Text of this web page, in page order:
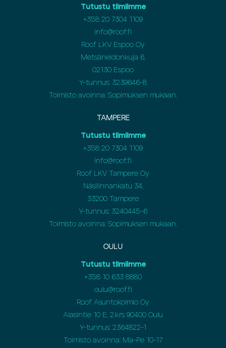
Tutustu tiimiimme
+358 20 7304 1109
info@roof.fi
Roof LKV Espoo Oy
Metsäneidonkuja 6,
02130 Espoo
Y-tunnus: 3239646-8
Toimisto avoinna: Sopimuksen mukaan.
TAMPERE
Tutustu tiimiimme
+358 20 7304 1109
info@roof.fi
Roof LKV Tampere Oy
Näsilinnankatu 34,
33200 Tampere
Y-tunnus: 3240445-6
Toimisto avoinna: Sopimuksen mukaan.
OULU
Tutustu tiimiimme
+358 10 633 8880
oulu@roof.fi
Roof Asuntokolmio Oy
Alasintie 10 E, 2.krs 90400 Oulu
Y-tunnus: 2364822-1
Toimisto avoinna: Ma-Pe 10-17